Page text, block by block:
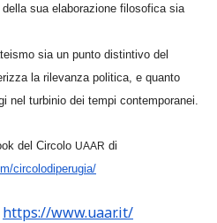
sua elaborazione filosofica sia
sia un punto distintivo del
la rilevanza politica, e quanto
nel turbinio dei tempi contemporanei.
del Circolo UAAR di
circolodiperugia/
https://www.uaar.it/